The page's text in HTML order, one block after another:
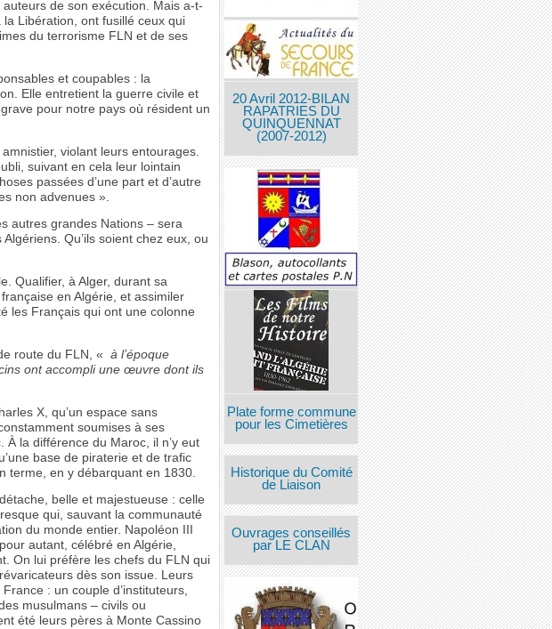
de son exécution. Mais a-t-
Libération, ont fusillé ceux qui
du terrorisme FLN et de ses
et coupables : la
Elle entretient la guerre civile et
pour notre pays où résident un
violant leurs entourages.
suivant en cela leur lointain
passées d’une part et d’autre
non advenues ».
autres grandes Nations – sera
Qu’ils soient chez eux, ou
Qualifier, à Alger, durant sa
en Algérie, et assimiler
les Français qui ont une colonne
route du FLN, « à l’époque
ont accompli une œuvre dont ils
X, qu’un espace sans
soumises à ses
la différence du Maroc, il n’y eut
base de piraterie et de trafic
terme, en y débarquant en 1830.
belle et majestueuse : celle
qui, sauvant la communauté
du monde entier. Napoléon III
autant, célébré en Algérie,
On lui préfère les chefs du FLN qui
dès son issue. Leurs
: un couple d’instituteurs,
musulmans – civils ou
été leurs pères à Monte Cassino
20 Avril 2012-BILAN
RAPATRIES DU
QUINQUENNAT
(2007-2012)
Plate forme commune
pour les Cimetières
Historique du Comité
de Liaison
Ouvrages conseillés
par LE CLAN